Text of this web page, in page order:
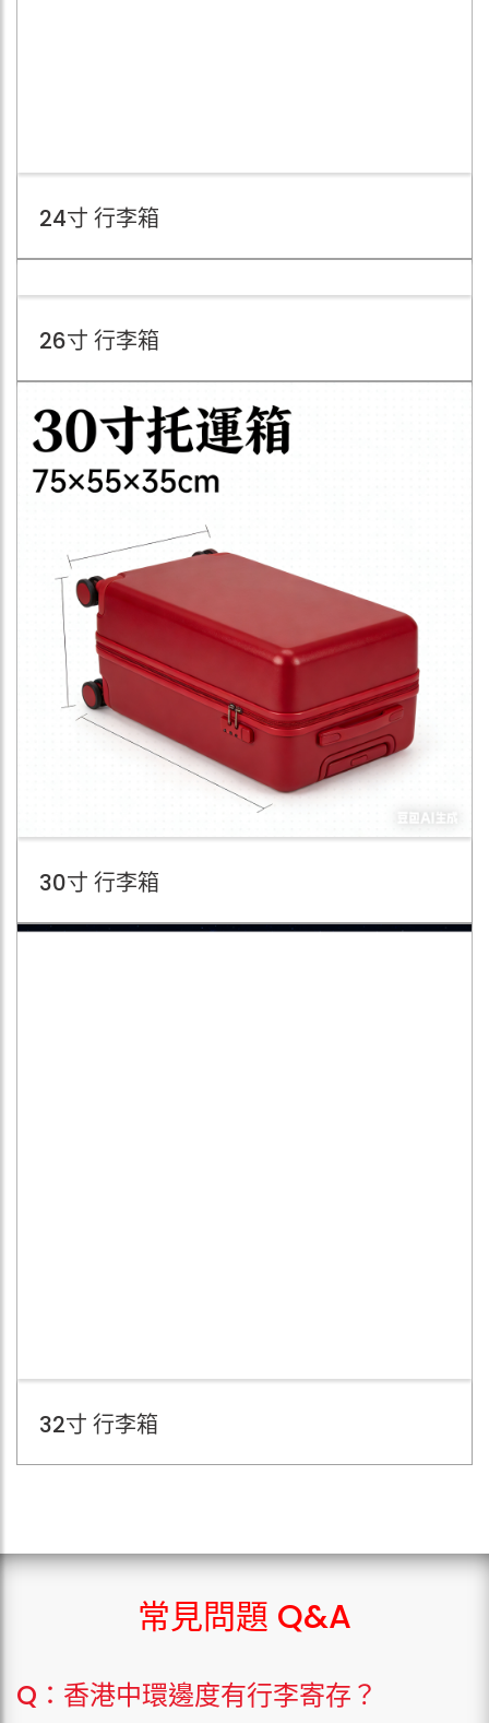
24寸 行李箱
26寸 行李箱
30寸 行李箱
32寸 行李箱
常見問題 Q&A
Q：香港中環邊度有行李寄存？